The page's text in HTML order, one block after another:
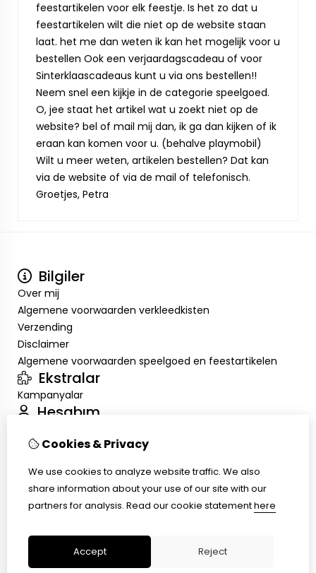
feestartikelen voor elk feestje. Is het zo dat u
feestartikelen wilt die niet op de website staan
laat. het me dan weten ik kan het mogelijk voor u
bestellen Ook een verjaardagscadeau of voor
Sinterklaascadeaus kunt u via ons bestellen!!
Neem snel een kijkje in de categorie speelgoed.
O, jee staat het artikel wat u zoekt niet op de
website? bel of mail mij dan, ik ga dan kijken of ik
eraan kan komen voor u. (behalve playmobil)
Wilt u meer weten, artikelen bestellen? Dat kan
via de website of via de mail of telefonisch.
Groetjes, Petra
Bilgiler
Over mij
Algemene voorwaarden verkleedkisten
Verzending
Disclaimer
Algemene voorwaarden speelgoed en feestartikelen
Ekstralar
Kampanyalar
Hesabım
Sipariş Geçmişim
Müşteri Servisi
Ürün İadesi
Cookies & Privacy
We use cookies to analyze website traffic. We also
share information about your use of our site with our
partners for analysis. Read our cookie statementhere
Accept Reject